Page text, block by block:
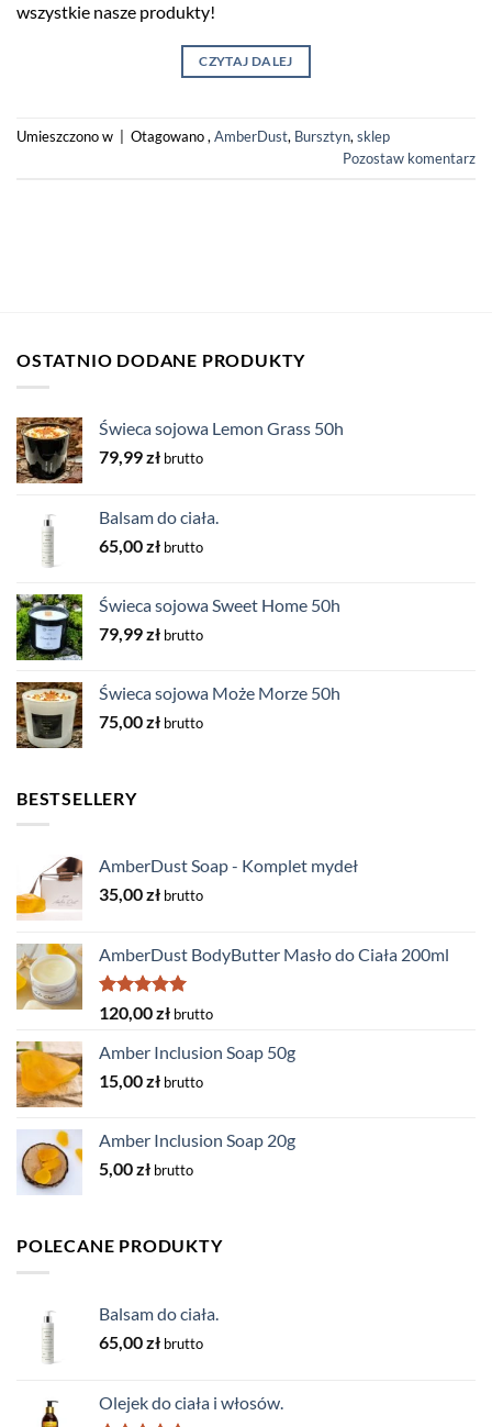
wszystkie nasze produkty!
CZYTAJ DALEJ
Umieszczono w Otagowano,AmberDust, Bursztyn,sklep
Pozostaw komentarz
OSTATNIO DODANE PRODUKTY
Świeca sojowa Lemon Grass 50h
79,99zł brutto
Balsam do ciała.
65,00zł brutto
Świeca sojowa Sweet Home 50h
79,99zł brutto
Świeca sojowa Może Morze 50h
75,00zł brutto
BESTSELLERY
AmberDust Soap - Komplet mydeł
35,00zł brutto
AmberDust BodyButter Masło do Ciała 200ml
Oceniono
5.00na 5
120,00zł brutto
Amber Inclusion Soap 50g
15,00zł brutto
Amber Inclusion Soap 20g
5,00zł brutto
POLECANE PRODUKTY
Balsam do ciała.
65,00zł brutto
Olejek do ciała i włosów.